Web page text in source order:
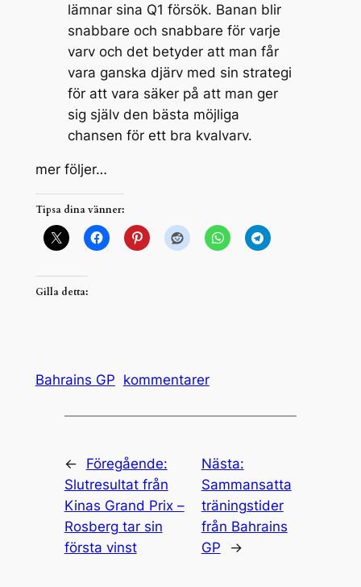
lämnar sina Q1 försök. Banan blir
snabbare och snabbare för varje
varv och det betyder att man får
vara ganska djärv med sin strategi
för att vara säker på att man ger
sig själv den bästa möjliga
chansen för ett bra kvalvarv.
mer följer…
Tipsa dina vänner:
Gilla detta:
Bahrains GP kommentarer
←
Föregående:
Slutresultat från
Kinas Grand Prix –
Rosberg tar sin
första vinst
Nästa:
Sammansatta
träningstider
från Bahrains
GP
→